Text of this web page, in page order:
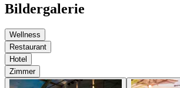
Bildergalerie
Wellness
Restaurant
Hotel
Zimmer